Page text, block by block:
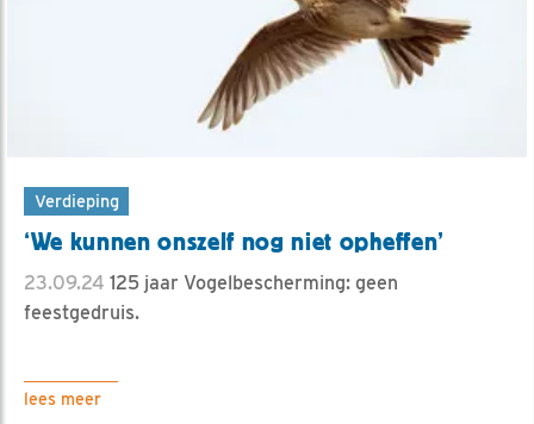
Verdieping
‘We kunnen onszelf nog niet opheffen’
23.09.24 125 jaar Vogelbescherming: geen
feestgedruis.
lees meer